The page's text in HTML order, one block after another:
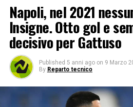
Napoli, nel 2021
Insigne. Otto gol e
decisivo per Gattuso
Published 5 anni ago on 9 Marzo
By Reparto tecnico